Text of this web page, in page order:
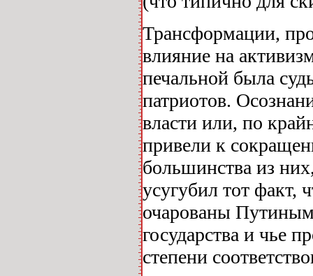
Трансформации,
влияние на
печальной была
патриотов.
власти или, по
привели к
большинства из
усугубил тот факт,
очарованы
государства и чье
степени